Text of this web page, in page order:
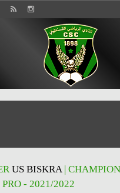
US BISKRA|
- 2021/2022